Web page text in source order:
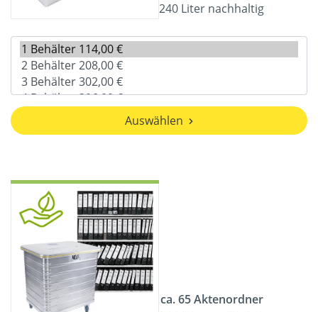
240 Liter nachhaltig
Auswählen
ca. 65 Aktenordner